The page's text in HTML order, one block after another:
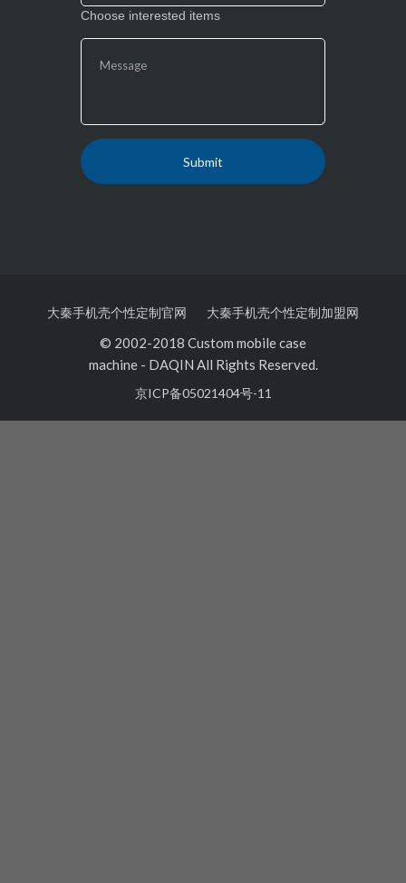
Choose interested items
大秦手机壳个性定制官网 大秦手机壳个性定制加盟网
© 2002-2018 Custom mobile case
machine- DAQIN All Rights Reserved.
京ICP备05021404号-11